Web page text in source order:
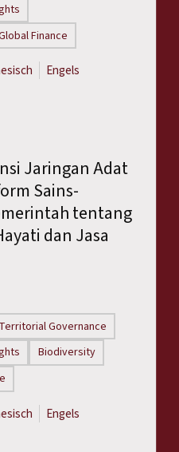
Finance
Engels
Jaringan Adat
Sains-
tentang
dan Jasa
Territorial Governance
Biodiversity
Engels